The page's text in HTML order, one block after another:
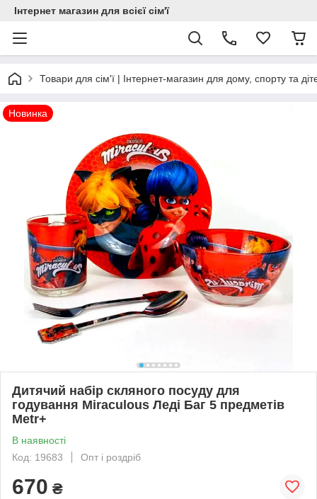
Інтернет магазин для всієї сім'ї
Товари для сім'ї | Інтернет-магазин для дому, спорту та
Новинка
Дитячий набір скляного посуду для
годування Miraculous Леді Баг 5 предметів
Metr+
В наявності
Код: 19683
Опт і роздріб
670 ₴